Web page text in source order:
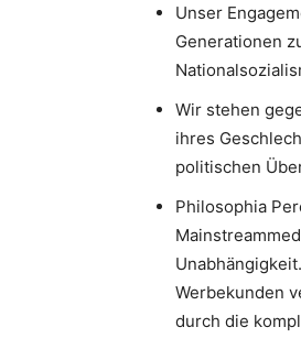
Unser
Generationen
Wir stehen
ihres
politischen
Philosophia
Werbekunden
durch die